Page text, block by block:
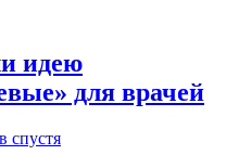
идею
для врачей
спустя